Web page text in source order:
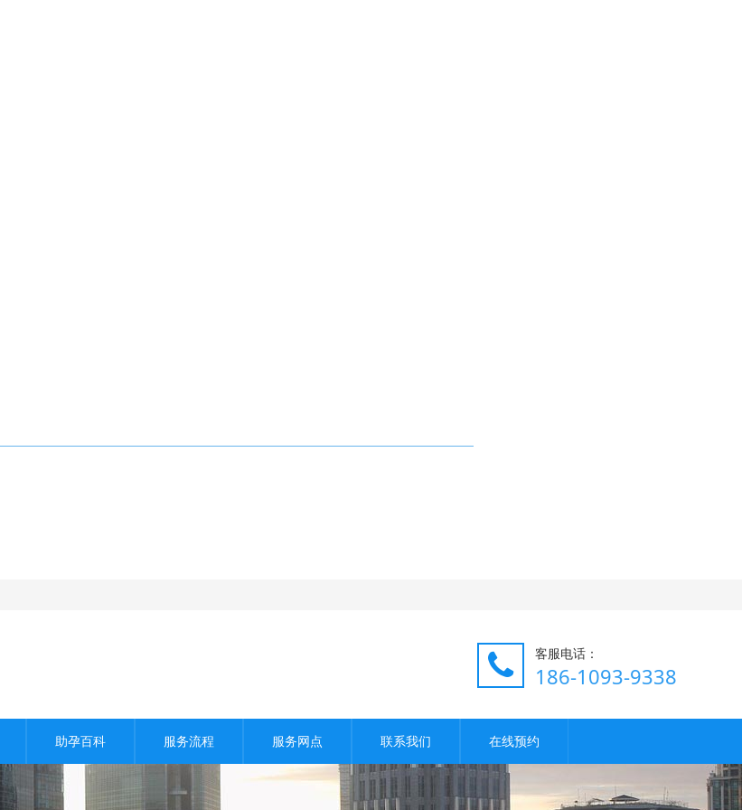
客服电话：
186-1093-9338
助孕百科 服务流程 服务网点 联系我们 在线预约